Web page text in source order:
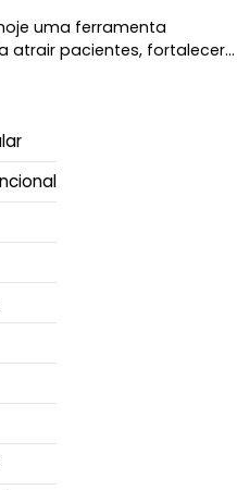
uma ferramenta
atrair pacientes, fortalecer…